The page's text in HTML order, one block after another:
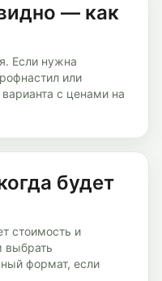
— как
Если нужна
или
с ценами на
будет
стоимость и
выбрать
формат, если